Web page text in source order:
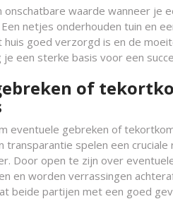
onschatbare waarde wanneer je
netjes onderhouden tuin en
goed verzorgd is en de
een sterke basis voor een
of
eventuele gebreken of
transparantie spelen een
Door open te zijn over
en worden verrassingen
beide partijen met een goed